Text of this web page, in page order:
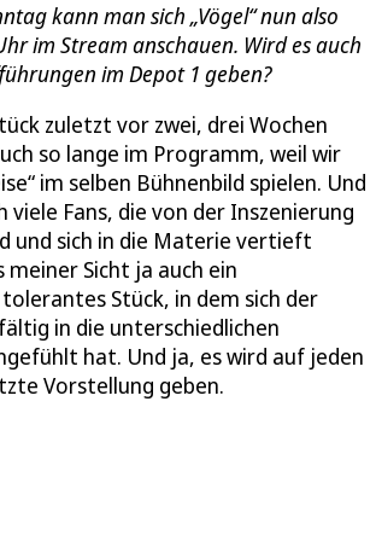
kann man sich „Vögel“ nun also
im Stream anschauen. Wird es auch
im Depot 1 geben?
zuletzt vor zwei, drei Wochen
so lange im Programm, weil wir
im selben Bühnenbild spielen. Und
viele Fans, die von der Inszenierung
und sich in die Materie vertieft
meiner Sicht ja auch ein
Stück, in dem sich der
in die unterschiedlichen
hat. Und ja, es wird auf jeden
Vorstellung geben.